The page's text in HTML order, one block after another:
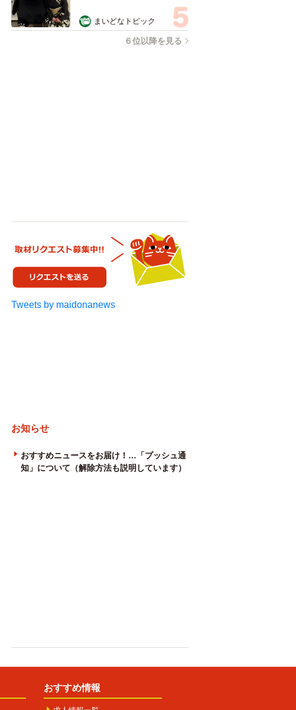
トラックの車体デザインにた
めらい 「痛いほど伝わる」
「行動され立派」
まいどなトピック
６位以降を見る
Tweets by maidonanews
お知らせ
おすすめニュースをお届け！…「プッシュ通
知」について（解除方法も説明しています）
おすすめ情報